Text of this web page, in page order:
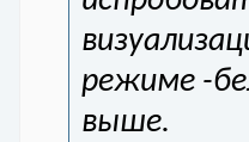
режиме -
выше.